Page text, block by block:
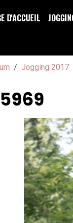
D'ACCUEIL
Jogging 2017